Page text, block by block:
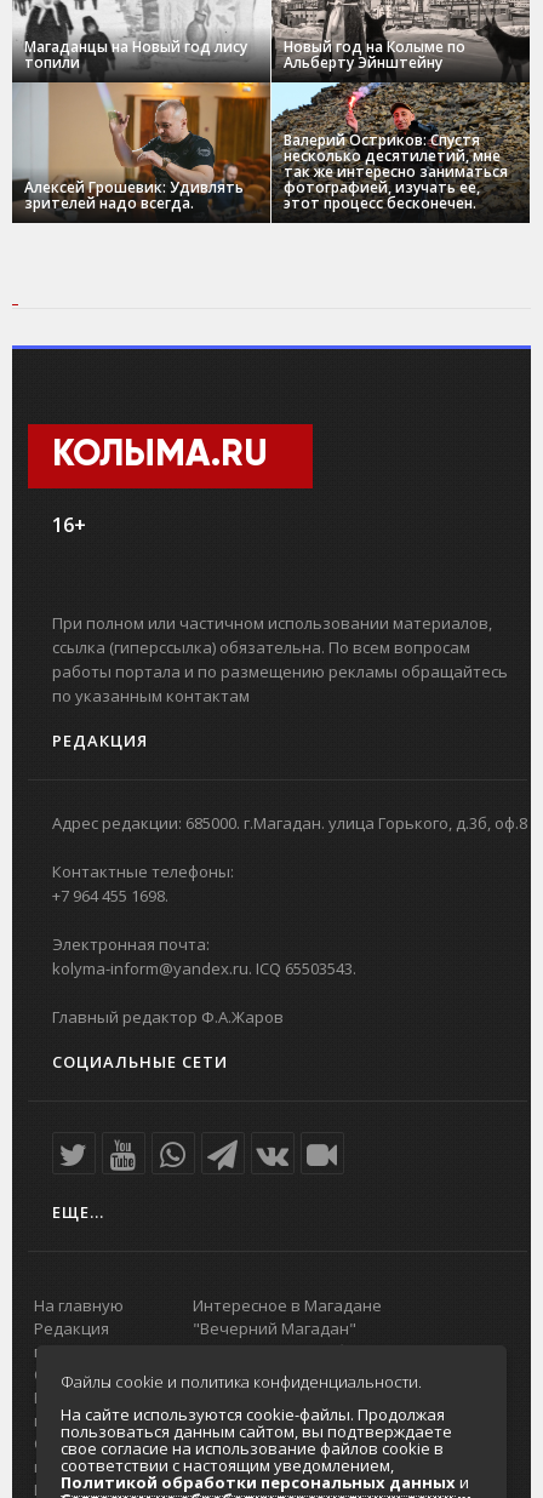
Магаданцы на Новый год лису
топили
Новый год на Колыме по
Альберту Эйнштейну
Алексей Грошевик: Удивлять
зрителей надо всегда.
Валерий Остриков: Спустя
несколько десятилетий, мне
так же интересно заниматься
фотографией, изучать ее,
этот процесс бесконечен.
КОЛЫМА.RU
16+
При полном или частичном использовании материалов,
ссылка (гиперссылка) обязательна. По всем вопросам
работы портала и по размещению рекламы обращайтесь
по указанным контактам
РЕДАКЦИЯ
Адрес редакции: 685000. г.Магадан. улица Горького, д.3б, оф.8
Контактные телефоны:
+7 964 455 1698.
Электронная почта:
kolyma-inform@yandex.ru. ICQ 65503543.
Главный редактор Ф.А.Жаров
СОЦИАЛЬНЫЕ СЕТИ
ЕЩЕ...
На главную
Редакция
портала
О проекте
Реклама на
портале
Отзывы и
предложения
Интернет-
Интересное в Магадане
"Вечерний Магадан"
Городская доска объявлений
Главный туристический портал
Колымы
Политика в отношении обработки
персональных данных
Согласие на обработку персональных
Файлы cookie и политика конфиденциальности.
На сайте используются cookie-файлы. Продолжая
пользоваться данным сайтом, вы подтверждаете
свое согласие на использование файлов cookie в
соответствии с настоящим уведомлением,
Политикой обработки персональных данныхи